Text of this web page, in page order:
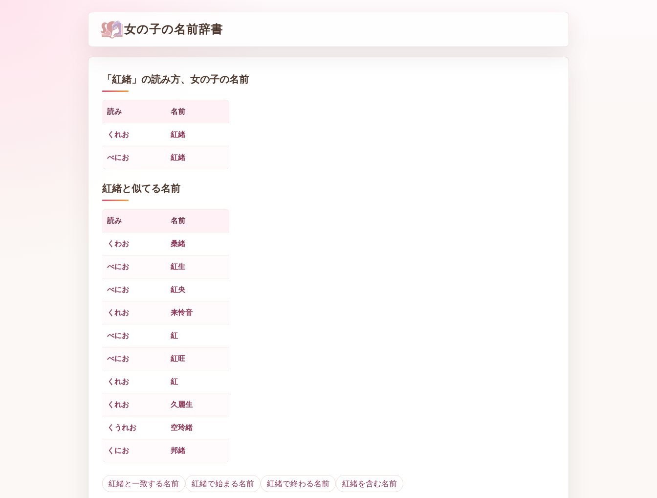
女の子の名前辞書
「紅緒」の読み方、女の子の名前
読み 名前
くれお 紅緒
べにお 紅緒
紅緒と似てる名前
読み 名前
くわお 桑緒
べにお 紅生
べにお 紅央
くれお 来怜音
べにお 紅
べにお 紅旺
くれお 紅
くれお 久麗生
くうれお 空玲緒
くにお 邦緒
紅緒と一致する名前 紅緒で始まる名前 紅緒で終わる名前 紅緒を含む名前